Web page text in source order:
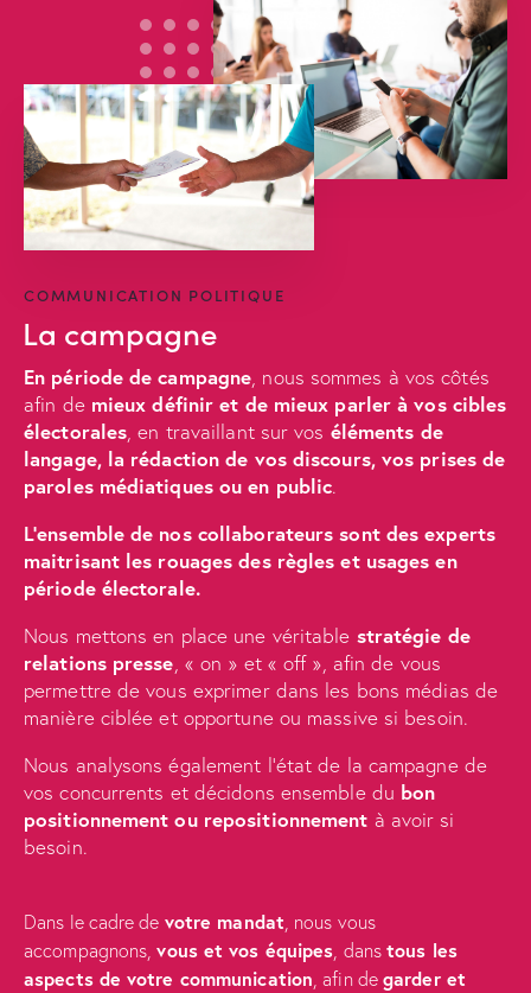
COMMUNICATION POLITIQUE
La campagne
En période de campagne, nous sommes à vos côtés
afin de mieux définir et de mieux parler à vos cibles
électorales, en travaillant sur vos éléments de
langage, la rédaction de vos discours, vos prises de
paroles médiatiques ou en public.
L’ensemble de nos collaborateurs sont des experts
maitrisant les rouages des règles et usages en
période électorale.
Nous mettons en place une véritable stratégie de
relations presse, « on » et « off », afin de vous
permettre de vous exprimer dans les bons médias de
manière ciblée et opportune ou massive si besoin.
Nous analysons également l’état de la campagne de
vos concurrents et décidons ensemble du bon
positionnement ou repositionnement à avoir si
besoin.
Dans le cadre de votre mandat, nous vous
accompagnons,vous et vos équipes, danstous les
aspects de votre communication, afin degarder et